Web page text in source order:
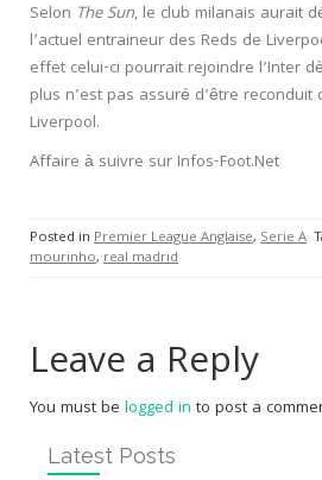
Selon The Sun, le club milanais aurait
l’actuel entraineur des Reds de
effet celui-ci pourrait rejoindre l’Inter
plus n’est pas assuré d’être
Liverpool.
Affaire à suivre sur Infos-Foot.Net
Posted in Premier League Anglaise, Serie A
mourinho, real madrid
Leave a Reply
You must be logged in to post a
Latest Posts